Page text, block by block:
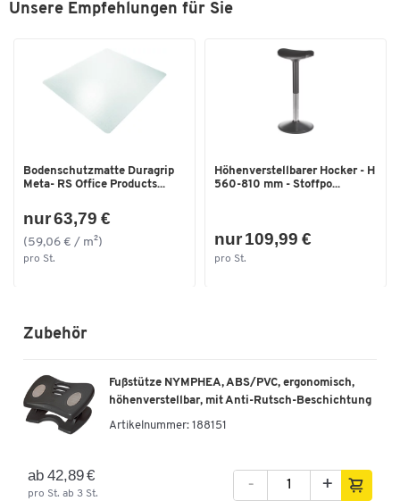
Unsere Empfehlungen für Sie
Bodenschutzmatte Duragrip
Meta- RS Office Products...
nur 63,79 €
(59,06 € / m²)
pro St.
Höhenverstellbarer Hocker - H
560-810 mm - Stoffpo...
nur 109,99 €
pro St.
Zubehör
Fußstütze NYMPHEA, ABS/PVC, ergonomisch,
höhenverstellbar, mit Anti-Rutsch-Beschichtung
Artikelnummer: 188151
ab 42,89 €
pro St. ab 3 St.
- +